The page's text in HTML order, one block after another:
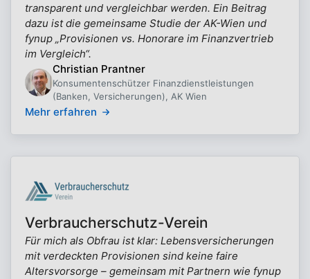
transparent und vergleichbar werden. Ein Beitrag
dazu ist die gemeinsame Studie der AK-Wien und
fynup „Provisionen vs. Honorare im Finanzvertrieb
im Vergleich“.
Christian Prantner
Konsumentenschützer Finanzdienstleistungen
(Banken, Versicherungen), AK Wien
Mehr erfahren
Verbraucherschutz-Verein
Für mich als Obfrau ist klar: Lebensversicherungen
mit verdeckten Provisionen sind keine faire
Altersvorsorge – gemeinsam mit Partnern wie fynup